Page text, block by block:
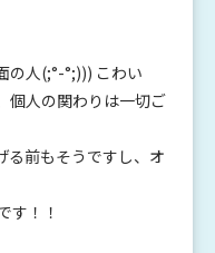
の人(;°-°;))) こわい
個人の関わりは一切ご
る前もそうですし、オ
す！！